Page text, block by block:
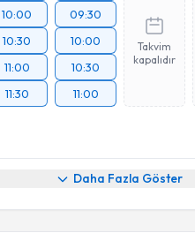
10:00
10:30
11:00
11:30
09:30
10:00
10:30
11:00
Takvim
kapalıdır
Daha Fazla Göster